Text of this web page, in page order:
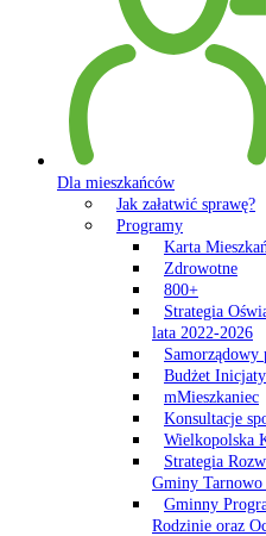
Dla mieszkańców
Jak załatwić sprawę?
Programy
Karta
Zdrowotne
800+
Strategia
lata 2022-2026
Budżet
mMieszkaniec
Konsultacje
Wielkopolska
Strategia
Gminy Tarnowo
Gminny
Rodzinie oraz